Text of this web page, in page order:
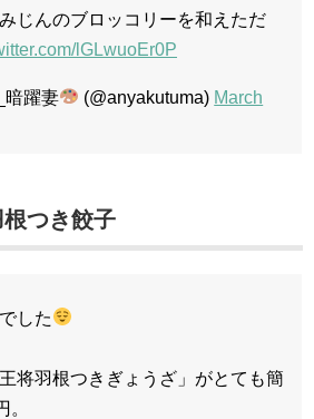
じんのブロッコリーを和えただ
lGLwuoEr0P
躍妻 (@anyakutuma) March
つき餃子
した
将羽根つきぎょうざ」がとても簡